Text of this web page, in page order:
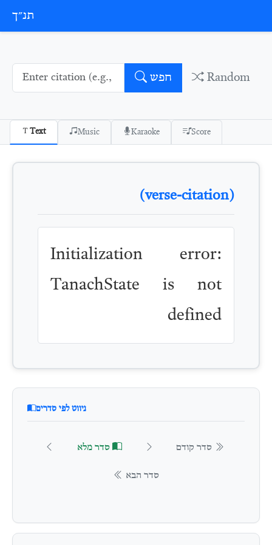
תנ״ך
חפש Random
Text Music Karaoke Score
(verse-citation)
Initialization error:
TanachState is not
defined
ניווט לפי סדרים
סדר קודם סדר מלא
סדר הבא